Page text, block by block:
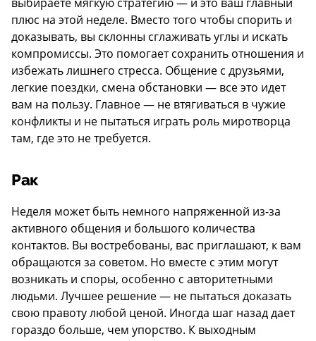
плюс на этой неделе. Вместо того чтобы спорить и
доказывать, вы склонны сглаживать углы и искать
компромиссы. Это помогает сохранить отношения и
избежать лишнего стресса. Общение с друзьями,
легкие поездки, смена обстановки — все это идет
вам на пользу. Главное — не втягиваться в чужие
конфликты и не пытаться играть роль миротворца
там, где это не требуется.
Рак
Неделя может быть немного напряженной из-за
активного общения и большого количества
контактов. Вы востребованы, вас приглашают, к вам
обращаются за советом. Но вместе с этим могут
возникать и споры, особенно с авторитетными
людьми. Лучшее решение — не пытаться доказать
свою правоту любой ценой. Иногда шаг назад дает
гораздо больше, чем упорство. К выходным